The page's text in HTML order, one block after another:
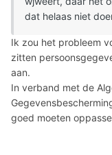
dat helaas niet
Ik zou het probleem
zitten
aan.
In verband met de
goed moeten